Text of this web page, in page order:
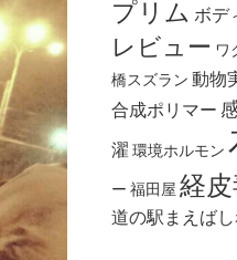
プリム ボデ
レビュー ワ
橋スズラン 動物
合成ポリマー
濯 環境ホルモン
ー 福田屋 経
道の駅まえば